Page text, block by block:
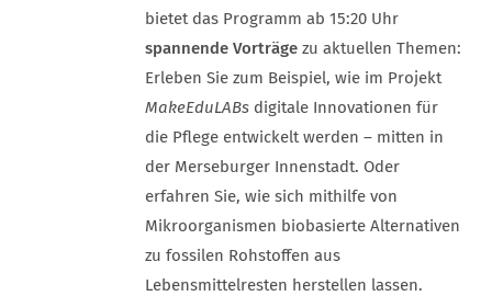
bietet das Programm ab 15:20 Uhr
spannende Vorträge zu aktuellen Themen:
Erleben Sie zum Beispiel, wie im Projekt
MakeEduLABs digitale Innovationen für
die Pflege entwickelt werden – mitten in
der Merseburger Innenstadt. Oder
erfahren Sie, wie sich mithilfe von
Mikroorganismen biobasierte Alternativen
zu fossilen Rohstoffen aus
Lebensmittelresten herstellen lassen.